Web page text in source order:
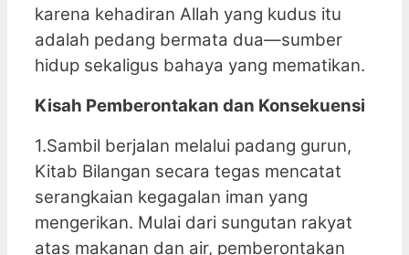
karena kehadiran Allah yang kudus itu
adalah pedang bermata dua—sumber
hidup sekaligus bahaya yang mematikan.
Kisah Pemberontakan dan Konsekuensi
1.Sambil berjalan melalui padang gurun,
Kitab Bilangan secara tegas mencatat
serangkaian kegagalan iman yang
mengerikan. Mulai dari sungutan rakyat
atas makanan dan air, pemberontakan